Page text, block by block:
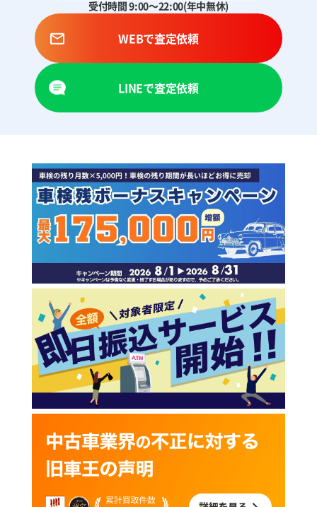
受付時間 9:00～22:00(年中無休)
WEBで査定依頼
LINEで査定依頼